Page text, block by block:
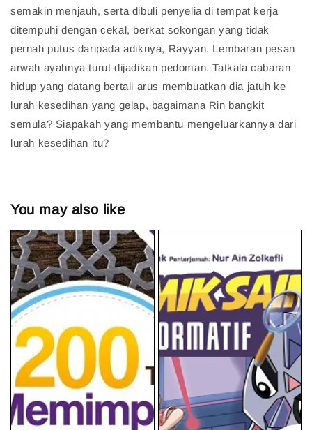
semakin menjauh, serta dibuli penyelia di tempat kerja
ditempuhi dengan cekal, berkat sokongan yang tidak
pernah putus daripada adiknya, Rayyan. Lembaran pesan
arwah ayahnya turut dijadikan pedoman. Tatkala cabaran
hidup yang datang bertali arus membuatkan dia jatuh ke
lurah kesedihan yang gelap, bagaimana Rin bangkit
semula? Siapakah yang membantu mengeluarkannya dari
lurah kesedihan itu?
You may also like